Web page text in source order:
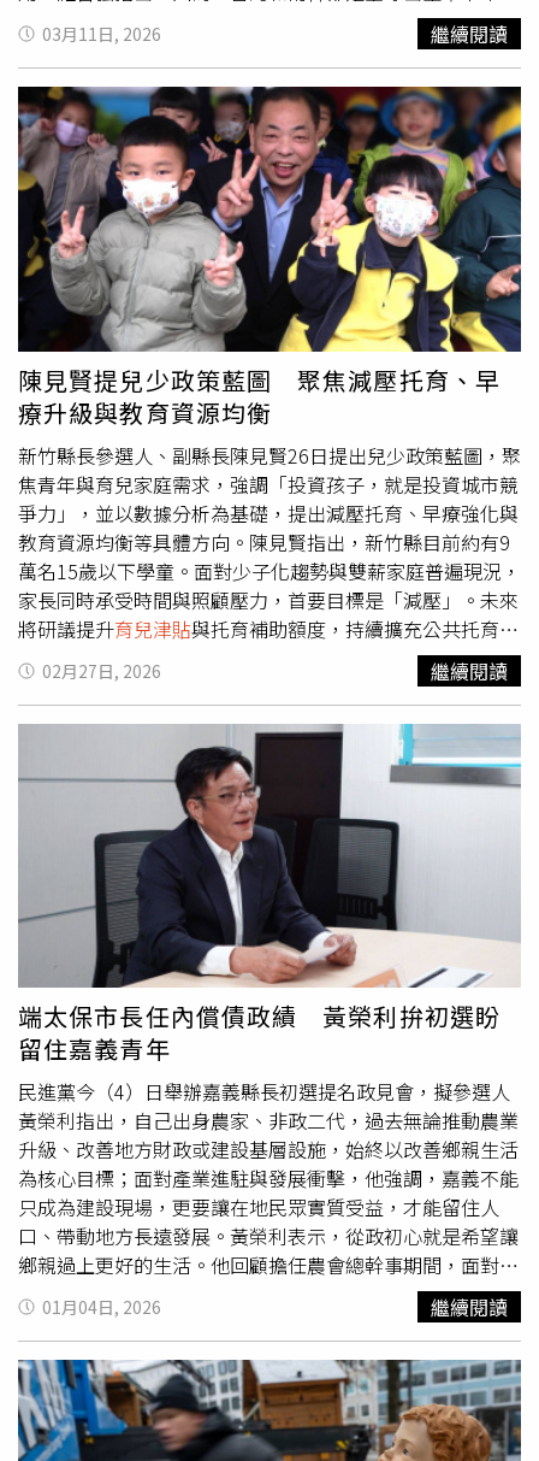
性育嬰留停照顧政策，到強化企業托育機制等，以打造更完
善的家庭支持體系。
的國家。韓國政府對這個問題高度警覺，從制度改革、育兒
補貼、職場環境到托育支持，推出一系列政策，結果2025
年，韓國出生人數達到25.4萬人，比前一年增加6.8%，創
下自2007年以來最大增幅。韓國的生育率也從2024年的
0.75回升到0.80，甚至比政府原先預期更早達到目標。雖
然，即便出生率改善了，南韓的情況仍十分危險。但至少，
止跌回升意謂著，努力有了成效，意謂著出現了一線曙光。
羅智強續指，「但台灣呢？我們的政府，有意識到出生率續
崩的結果，將會讓我們「自然亡國」嗎？」顯然沒有！
2025年台灣的新生兒只有10.7萬人。更令人震驚的是，
2024年還有13.4萬人，短短一年就減少了將近兩成。沒有
最少，只有更少。原本國發會預估，出生人口要到2035
年，才會降到10萬左右，但看到今年慘不忍睹的數字，可能
今年出生人口就會跌破10萬人，等於提前十年大崩盤。羅智
強接著表示，衛福部身為提振生育率最重要的部會，部長竟
然連行政院在2018年成立少子化辦公室都不知道。這個辦
公室主責推動搶救少子化，至今投入數千億元，可是部長連
有這個辦公室都不知道，這是何其荒謬、何其諷刺？如果政
府如此漫不經心，投資源再多，也救不了出生率。國家的未
來，就在搖籃裡。當新生兒的哭聲愈來愈稀少，社會不只悄
悄老去，國家更會走向消亡。羅智強表示，自己這幾年進入
立法院後，對托育、居住正義、房價、少子化等議題提出過
許多質詢。越深入關注，越感受到年輕世代面臨的壓力有多
沉重。對許多人來說，「要不要生孩子」已經不是人生規
劃，而是經濟與生活條件的艱難計算。每當少子化問題被提
出，就有人急著把責任推給政治攻防，說是「在野黨擋預
算」。但事實是，國民黨團曾提案讓
育兒津貼預算先行動
支，卻是民進黨投票反對。羅智強說，更何況，民進黨已經
執政將近十年，難道十年的政策成果，也能歸咎於一時的朝
野對立嗎？自己始終相信，對於年輕父母與下一代，政府可
以做得更多，也應該做得更多。羅智強強調，少子化的成因
確實複雜，涉及薪資結構、稅制設計、房價壓力、職場文
化、企業責任，甚至社會價值。但正因為問題如此巨大，政
府更不應該退在後面，而應該站在最前面。一個現代國家，
不能讓養育孩子變成家庭孤獨的負擔。「當一個社會不再相
信未來時，最先消失的，就是本該在搖籃裡出現的生命」。
03月11日, 2026 繼續閱讀
陳見賢提兒少政策藍圖 聚焦減壓托育、早
療升級與教育資源均衡
新竹縣長參選人、副縣長陳見賢26日提出兒少政策藍圖，聚
焦青年與育兒家庭需求，強調「投資孩子，就是投資城市競
爭力」，並以數據分析為基礎，提出減壓托育、早療強化與
教育資源均衡等具體方向。陳見賢指出，新竹縣目前約有9
萬名15歲以下學童。面對少子化趨勢與雙薪家庭普遍現況，
家長同時承受時間與照顧壓力，首要目標是「減壓」。未來
將研議提升育兒津貼與托育補助額度，持續擴充公共托育、
公立幼兒園及準公共托育量能，減少家長排隊壓力，同時推
動課後照顧延長補助，降低晚間接送與安置負擔。在早期療
育方面，陳見賢表示，0至6歲為兒童發展關鍵期，未來將提
升早療篩檢密度與專業人力配置，縮短等候時間，並整合親
職支持與兒少保護網絡，建立跨局處合作機制，使高風險家
庭及早被發現、及早介入。教育政策則以縮短城鄉差距為主
軸，規劃將特色教育資源導入偏鄉學校，包括科技課程、藝
術教育與跨域實作課程，同時導入智慧輔助教學系統，透過
數據分析掌握學生學習狀況，協助補強學習落差。因應近年
詐騙案件年輕化趨勢，也將加強校園網路安全與反詐騙教
育，結合警政與數位專業資源，提升學生防詐意識。此外，
陳見賢提出建置「科技藝術學習雲」平台，整合藝文資源數
位化，培養學生美感與創造力；針對弱勢學生，規劃「就近
升學扶助計畫」，提供課輔與升學銜接輔導，避免家庭經濟
條件影響教育發展。陳見賢表示，新竹縣的發展不僅體現在
產業與科技實力，更關鍵在於下一代能否在安全、友善且具
支持系統的環境中成長。未來將透過完善托育、教育與家庭
支持政策，營造讓青年安心成家、願意生養的環境。
02月27日, 2026 繼續閱讀
端太保市長任內償債政績 黃榮利拚初選盼
留住嘉義青年
民進黨今（4）日舉辦嘉義縣長初選提名政見會，擬參選人
黃榮利指出，自己出身農家、非政二代，過去無論推動農業
升級、改善地方財政或建設基層設施，始終以改善鄉親生活
為核心目標；面對產業進駐與發展衝擊，他強調，嘉義不能
只成為建設現場，更要讓在地民眾實質受益，才能留住人
口、帶動地方長遠發展。黃榮利表示，從政初心就是希望讓
鄉親過上更好的生活。他回顧擔任農會總幹事期間，面對台
灣海島型氣候與頻繁颱風衝擊，農作物常遭重創，農民往往
血本無歸；因此，他運用過去赴日學習的經驗，導入農業技
術，創造「溫室小番茄」奇蹟，成功打開市場、供不應求，
也吸引數百名青年返鄉至太保市從事農業。他指出，就任太
保市長時，太保市公所負債高達9,000萬元，占當年度預算
約三成，甚至連補助學童營養午餐都面臨困難。為改善財
01月04日, 2026 繼續閱讀